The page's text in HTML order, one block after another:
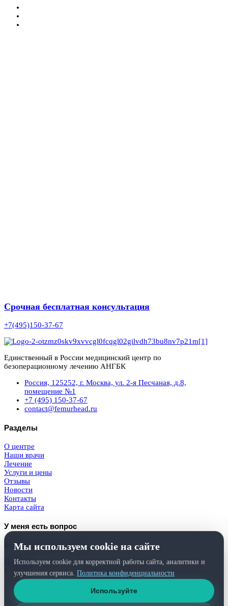
Срочная бесплатная консультация
+7(495)150-37-67
Единственный в России медицинский центр по
безоперационному лечению АНГБК
Россия, 125252, г. Москва, ул. 2-я Песчаная, д.8,
помещение №1
+7 (495) 150-37-67
contact@femurhead.ru
Разделы
О центре
Наши врачи
Лечение
Услуги и цены
Отзывы
Новости
Контакты
Карта сайта
У меня есть вопрос
Бесплатная консультация
Получить
© 2026Femurhead.ru . Права защищены.
Политика конфиденциальностии
обработки персональных данных
Мы используем cookie на сайте
Используем cookie для корректной работы сайта, аналитики и
улучшения сервиса. Политика конфиденциальности
Используйте